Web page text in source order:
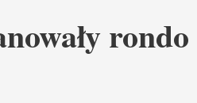
rondo